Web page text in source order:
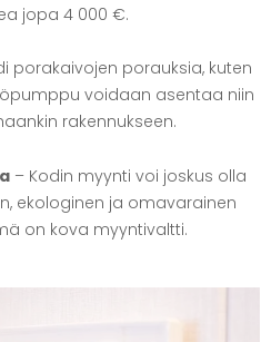
jopa 4 000 €.
porakaivojen porauksia, kuten
voidaan asentaa niin
rakennukseen.
– Kodin myynti voi joskus olla
ekologinen ja omavarainen
on kova myyntivaltti.